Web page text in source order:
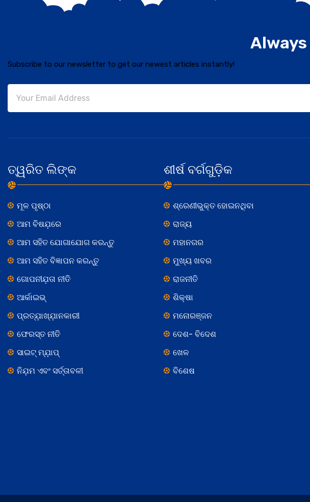
Always
Subscribe to our newsletter to get our newest articles instantly!
ତ୍ୱରିତ ଲିଙ୍କ
ମୂଳ ପୃଷ୍ଠା
ଆମ ବିଷଯ଼ରେ
ଆମ ସହିତ ଯୋଗାଯୋଗ କରନ୍ତୁ
ଆମ ସହିତ ବିଜ୍ଞାପନ କରନ୍ତୁ
ଗୋପନୀଯ଼ତା ନୀତି
ଆର୍କାଇଭ୍
ପ୍ରତ୍ଯ଼ାଖ୍ଯ଼ାନକାରୀ
ଫେରସ୍ତ ନୀତି
ସାଇଟ୍ ମ୍ଯ଼ାପ୍
ନିଯ଼ମ ଏବଂ ସର୍ତ୍ତାବଳୀ
ଶୀର୍ଷ ବର୍ଗଗୁଡ଼ିକ
ଶ୍ରେଣୀଭୁକ୍ତ ହୋଇନଥିବା
ରାଜ୍ୟ
ମହାନଗର
ମୁଖ୍ୟ ଖବର
ରାଜନୀତି
ଶିକ୍ଷା
ମନୋରଞ୍ଜନ
ଦେଶ- ବିଦେଶ
ଖେଳ
ବିଶେଷ